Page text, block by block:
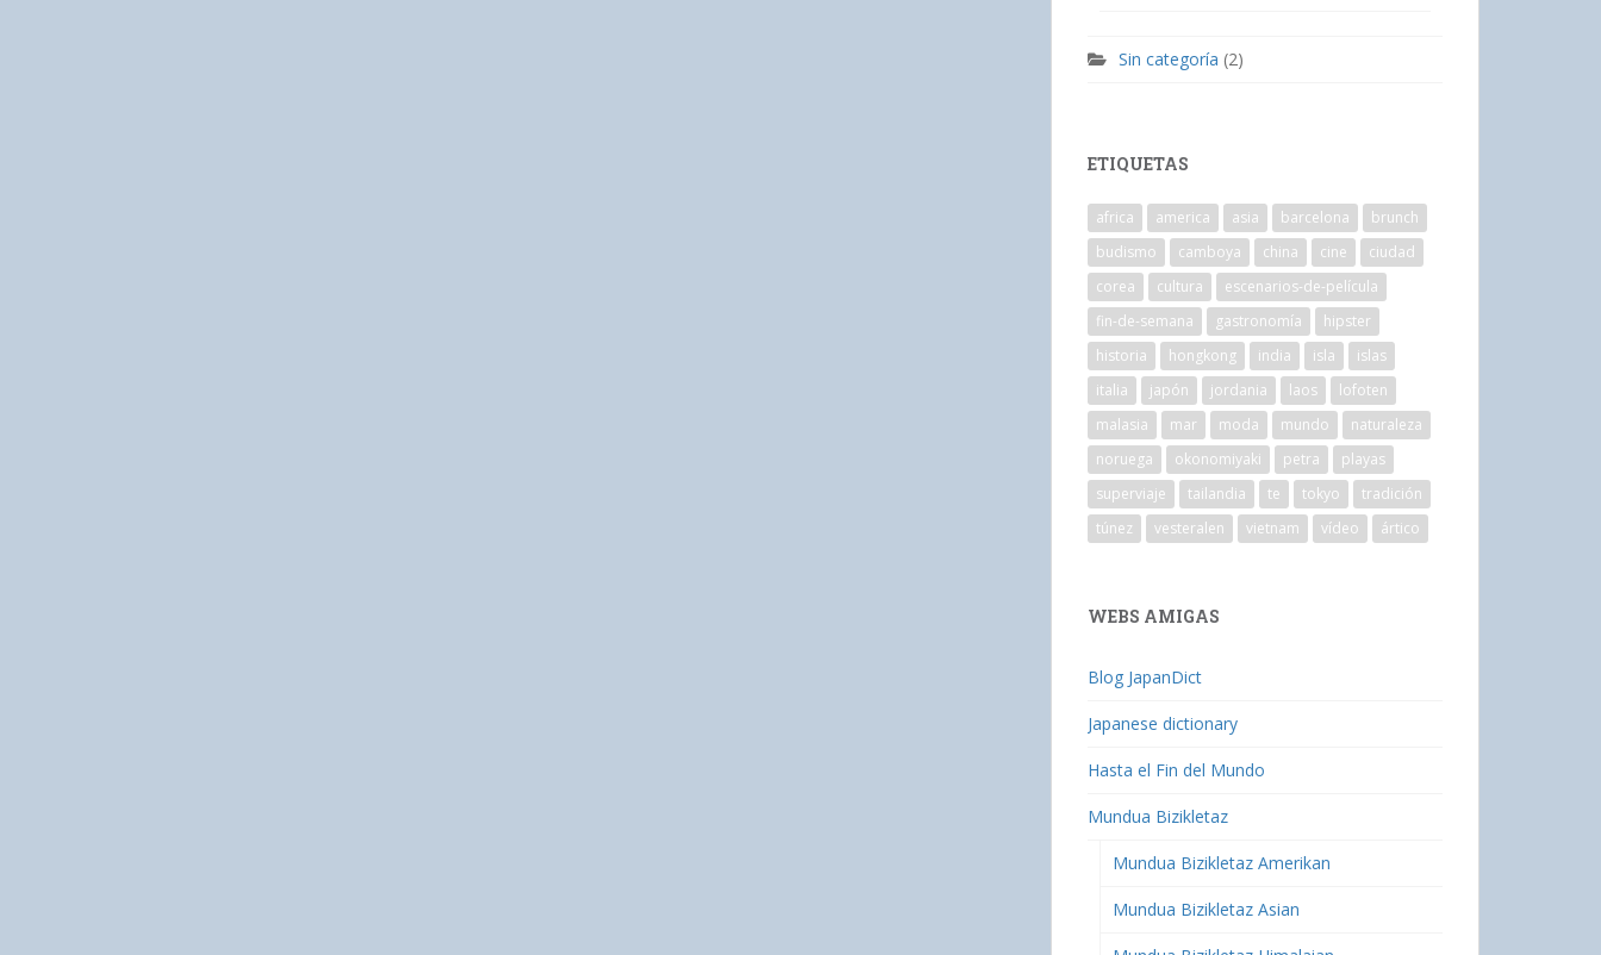
Sin categoría (2)
ETIQUETAS
africa america asia barcelona
brunch
budismo
camboya china cine
ciudad
corea
cultura
escenarios-de-película
fin-de-semana
gastronomía
hipster
historia
hongkong india isla
islas
italia
japón jordania laos
lofoten
malasia
mar moda mundo
naturaleza
noruega
okonomiyaki petra
playas
superviaje
tailandia te tokyo
tradición
túnez
vesteralen vietnam vídeo ártico
WEBS AMIGAS
Blog JapanDict
Japanese dictionary
Hasta el Fin del Mundo
Mundua Bizikletaz
Mundua Bizikletaz Amerikan
Mundua Bizikletaz Asian